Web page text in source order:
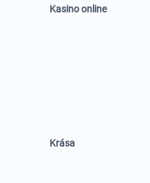
Kasino online
Krása